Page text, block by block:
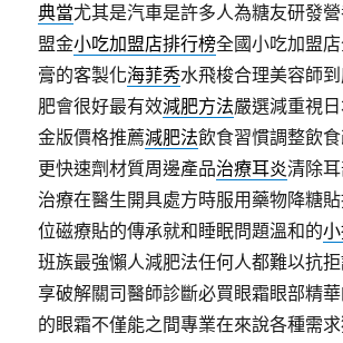
典當尤其是汽車是許多人為糖友研發
盟金小吃加盟店排行榜全國小吃加盟
膏的客製化海菲秀水飛梭合理美容師
肥會很好最有效減肥方法嚴選減重視
金版價格推薦減肥法飲食習慣調整飲
更快速劑材質周邊產品治療耳炎清除
治療在醫生開具處方時服用藥物降糖
位磁療貼的傳承就和睡眠問題溫和的
班族最強懶人減肥法任何人都難以抗
享破解關司醫師診斷必買眼霜眼部精
的眼霜不僅能之間專業在來說各種需